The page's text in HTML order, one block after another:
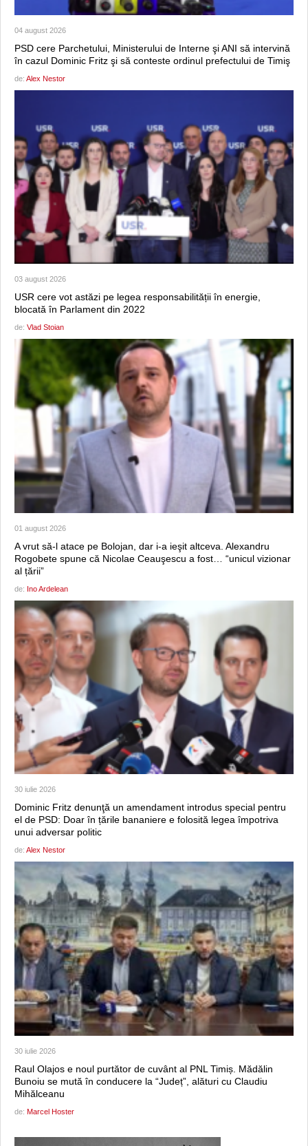
04 august 2026
PSD cere Parchetului, Ministerului de Interne şi ANI să intervină
în cazul Dominic Fritz şi să conteste ordinul prefectului de Timiş
de: Alex Nestor
03 august 2026
USR cere vot astăzi pe legea responsabilității în energie,
blocată în Parlament din 2022
de: Vlad Stoian
01 august 2026
A vrut să-l atace pe Bolojan, dar i-a ieşit altceva. Alexandru
Rogobete spune că Nicolae Ceauşescu a fost… “unicul vizionar
al țării”
de: Ino Ardelean
30 iulie 2026
Dominic Fritz denunţă un amendament introdus special pentru
el de PSD: Doar în țările bananiere e folosită legea împotriva
unui adversar politic
de: Alex Nestor
30 iulie 2026
Raul Olajos e noul purtător de cuvânt al PNL Timiș. Mădălin
Bunoiu se mută în conducere la “Județ”, alături cu Claudiu
Mihălceanu
de: Marcel Hoster